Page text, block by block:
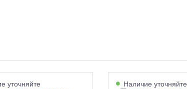
уточняйте Наличие уточняйте